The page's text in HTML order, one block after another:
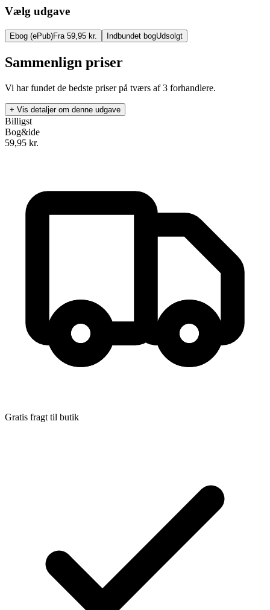
Vælg udgave
Ebog (ePub)Fra 59,95 kr. Indbundet bogUdsolgt
Sammenlign priser
Vi har fundet de bedste priser på tværs af 3 forhandlere.
+ Vis detaljer om denne udgave
Forfatter
1. februar 2018
Billigst
Bog&ide
59,95 kr.
Gratis fragt til butik